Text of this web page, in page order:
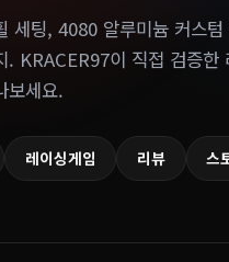
세팅, 4080 알루미늄 커스
. KRACER97이 직접 검증한
보세요.
레이싱게임 리뷰 스